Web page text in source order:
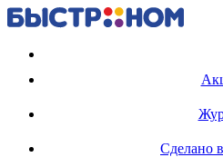
Сделано